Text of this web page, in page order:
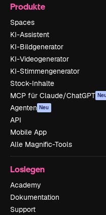
Produkte
Spaces
KI-Assistent
KI-Bildgenerator
KI-Videogenerator
KI-Stimmengenerator
Stock-Inhalte
MCP für Claude/ChatGPT
Agenten Neu
API
Mobile App
Alle Magnific-Tools
Loslegen
Academy
Dokumentation
Support